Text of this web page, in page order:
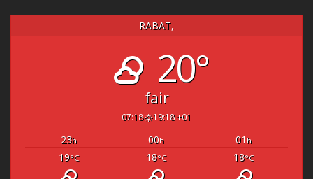
RABAT,
20°
fair
07:18 19:18 +01
23h 00h 01 h
19°C 18°C 18°C